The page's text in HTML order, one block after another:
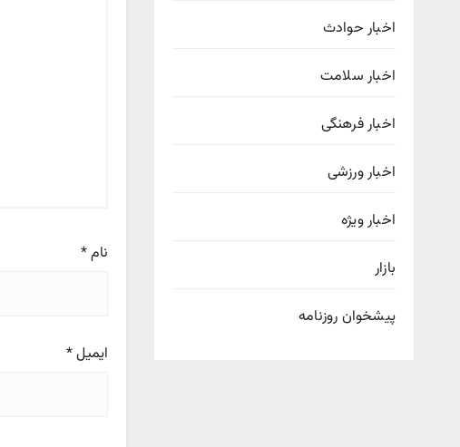
اخبار حوادث
اخبار سلامت
اخبار فرهنگی
اخبار ورزشی
اخبار ویژه
بازار
پیشخوان روزنامه
نام*
ایمیل*